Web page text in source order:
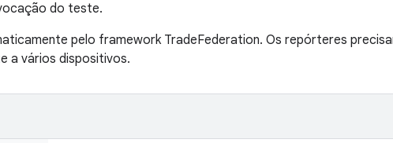
do teste.
pelo framework TradeFederation. Os repórteres
a vários dispositivos.